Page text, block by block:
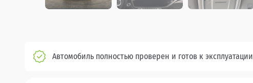
Автомобиль полностью проверен и готов к эксплуатации